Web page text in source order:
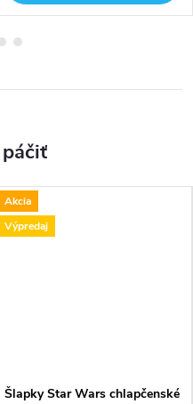
Akcia
Výpredaj
Šlapky Star Wars chlapčenské